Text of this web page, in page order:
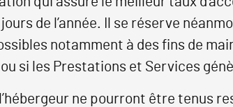
de l’année. Il se réserve
notamment à des fins de
si les Prestations et Services
ne pourront être tenus